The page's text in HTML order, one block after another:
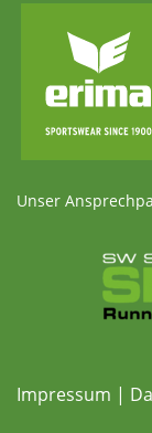
Unser
Impressum |